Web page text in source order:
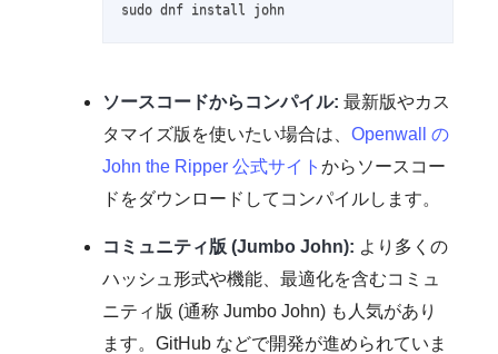
sudo dnf install john
ソースコードからコンパイル: 最新版やカス
タマイズ版を使いたい場合は、 Openwall の
John the Ripper 公式サイト からソースコー
ドをダウンロードしてコンパイルします。
コミュニティ版 (Jumbo John): より多くの
ハッシュ形式や機能、最適化を含むコミュ
ニティ版 (通称 Jumbo John) も人気があり
ます。GitHub などで開発が進められていま